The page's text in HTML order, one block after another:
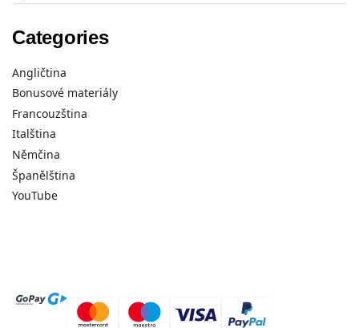
Categories
Angličtina
Bonusové materiály
Francouzština
Italština
Němčina
Španělština
YouTube